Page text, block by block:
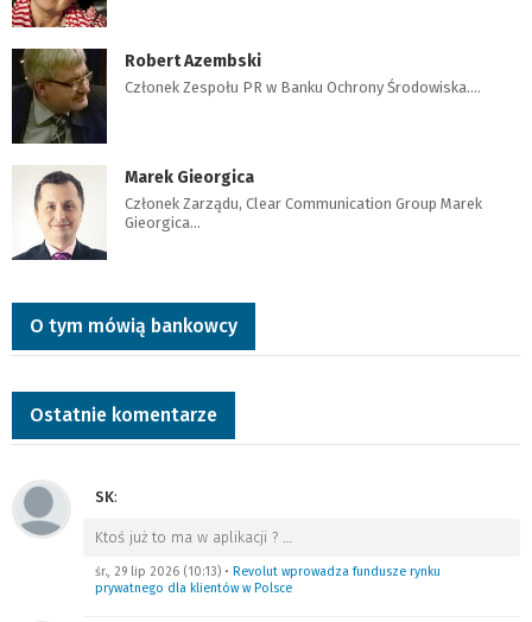
Robert Azembski
Członek Zespołu PR w Banku Ochrony Środowiska.…
Marek Gieorgica
Członek Zarządu, Clear Communication Group Marek
Gieorgica…
O tym mówią bankowcy
Ostatnie komentarze
SK:
Ktoś już to ma w aplikacji ? …
śr., 29 lip 2026 (10:13) • Revolut wprowadza fundusze rynku
prywatnego dla klientów w Polsce